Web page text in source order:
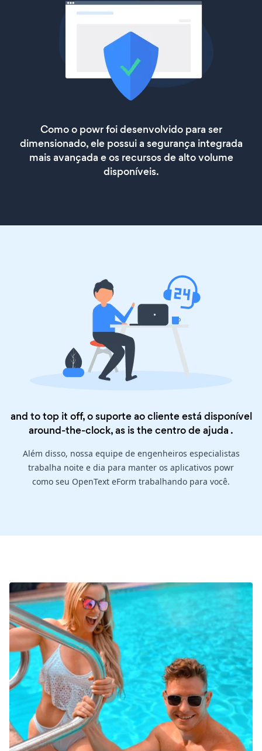
Como o powr foi desenvolvido para ser
dimensionado, ele possui a segurança integrada
mais avançada e os recursos de alto volume
disponíveis.
and to top it off, o suporte ao cliente está disponível
around-the-clock, as is thecentro de ajuda .
Além disso, nossa equipe de engenheiros especialistas
trabalha noite e dia para manter os aplicativos powr
como seu OpenText eForm trabalhando para você.